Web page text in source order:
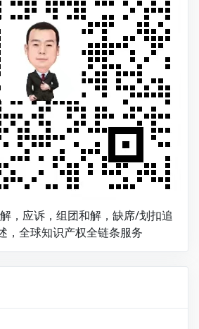
，应诉，组团和解，缺席/划扣追
，全球知识产权全链条服务